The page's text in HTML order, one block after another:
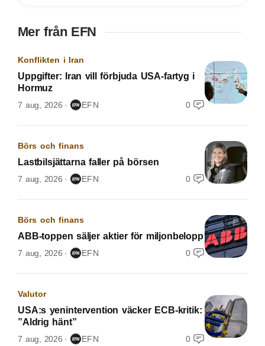
Mer från EFN
Konflikten i Iran
Uppgifter: Iran vill förbjuda USA-fartyg i
Hormuz
7 aug, 2026 EFN 0
Börs och finans
Lastbilsjättarna faller på börsen
7 aug, 2026 EFN 0
Börs och finans
ABB-toppen säljer aktier för miljonbelopp
7 aug, 2026 EFN 0
Valutor
USA:s yenintervention väcker ECB-kritik:
”Aldrig hänt”
7 aug, 2026 EFN 0